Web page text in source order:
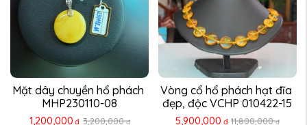
Mặt dây chuyền hổ phách
MHP230110-08
1,200,000 đ 3,200,000 đ
Vòng cổ hổ phách hạt đĩa
đẹp, độc VCHP 010422-15
5,900,000 đ 11,800,000 đ